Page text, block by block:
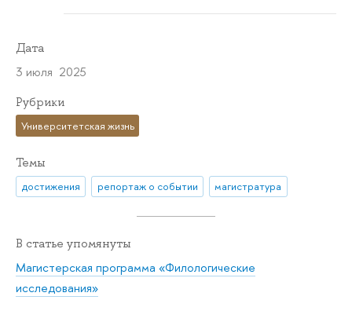
Дата
3 июля 2025
Рубрики
Университетская жизнь
Темы
достижения репортаж о событии магистратура
В статье упомянуты
Магистерская программа «Филологические
исследования»